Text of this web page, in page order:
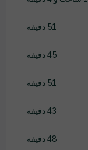
51 دقیقه
45 دقیقه
51 دقیقه
43 دقیقه
48 دقیقه